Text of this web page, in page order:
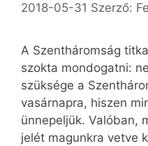
2018-05-31 Szerző:
A Szentháromság
szokta mondogatni:
szüksége a
vasárnapra, hiszen
ünnepeljük. Valóban,
jelét magunkra vetve